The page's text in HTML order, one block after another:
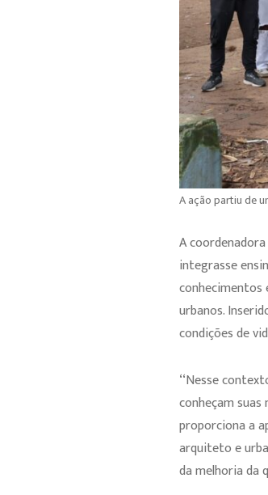
A ação partiu de
A
integrasse
conhecimentos
urbanos.
condições de
‘‘Nesse
conheçam
proporciona a
arquiteto e
da melhoria da